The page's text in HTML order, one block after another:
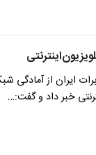
ایران از آمادگی
خبر داد و گفت:…